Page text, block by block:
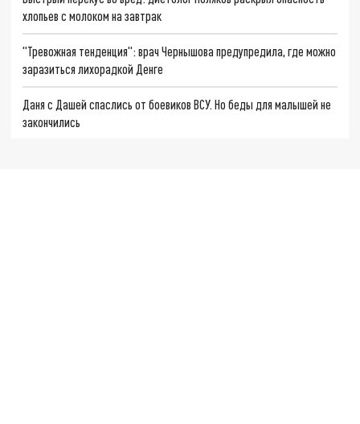
хлопьев с молоком на завтрак
"Тревожная тенденция": врач Чернышова предупредила, где можно
заразиться лихорадкой Денге
Даня с Дашей спаслись от боевиков ВСУ. Но беды для малышей не
закончились